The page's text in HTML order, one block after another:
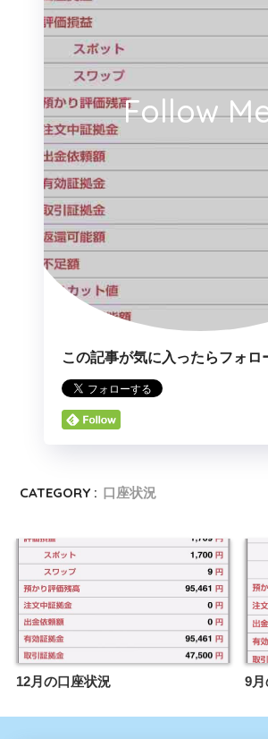
Follow
この記事が気に入ったらフォロ
CATEGORY : 口座状況
12月の口座状況 9